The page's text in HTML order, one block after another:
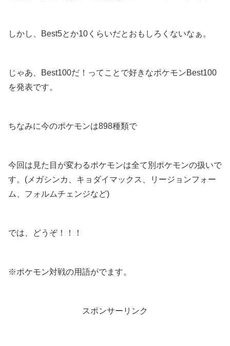
しかし、Best5とか10くらいだとおもしろくないなぁ。
じゃあ、Best100だ！ってことで好きなポケモンBest100
を発表です。
ちなみに今のポケモンは898種類で
今回は見た目が変わるポケモンは全て別ポケモンの扱いで
す。(メガシンカ、キョダイマックス、リージョンフォー
ム、フォルムチェンジなど)
では、どうぞ！！！
※ポケモン対戦の用語がでます。
スポンサーリンク